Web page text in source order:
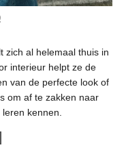
zich al helemaal thuis in
interieur helpt ze de
van de perfecte look of
om af te zakken naar
kennen.